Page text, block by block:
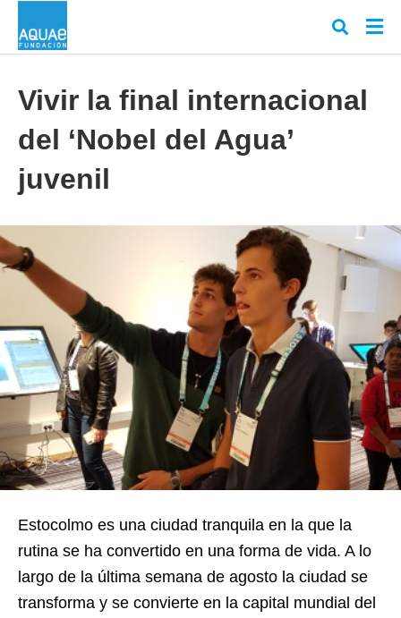
Vivir la final internacional
del ‘Nobel del Agua’
juvenil
Estocolmo es una ciudad tranquila en la que la
rutina se ha convertido en una forma de vida. A lo
largo de la última semana de agosto la ciudad se
transforma y se convierte en la capital mundial del